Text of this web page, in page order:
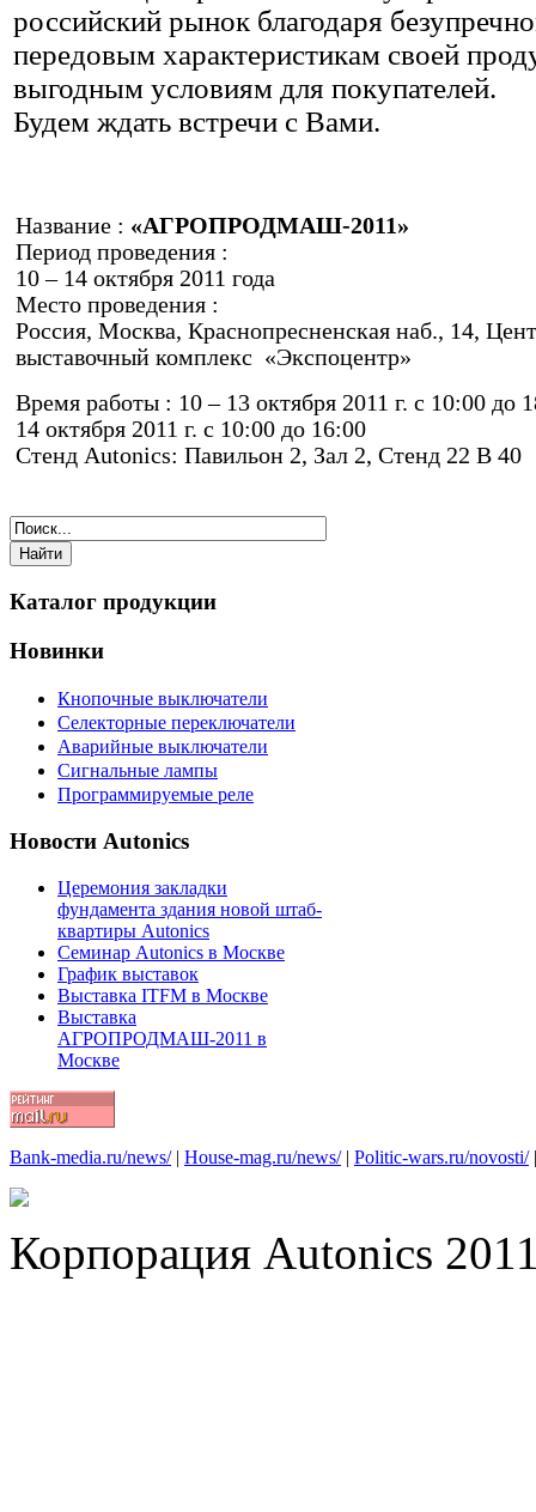
российский рынок благодаря
передовым характеристикам своей
выгодным условиям для покупателей.
Будем ждать встречи с Вами.
Название : «АГРОПРОДМАШ-2011»
Период проведения :
10 – 14 октября 2011 года
Место проведения :
Россия, Москва, Краснопресненская наб., 14,
выставочный комплекс «Экспоцентр»
Время работы : 10 – 13 октября 2011 г. с 10:00 до
14 октября 2011 г. с 10:00 до 16:00
Стенд Autonics: Павильон 2, Зал 2, Стенд 22 B 40
Каталог продукции
Новинки
Кнопочные выключатели
Селекторные переключатели
Аварийные выключатели
Сигнальные лампы
Программируемые реле
Новости Autonics
Церемония закладки
фундамента здания новой штаб-
квартиры Autonics
Семинар Autonics в Москве
График выставок
Выставка ITFM в Москве
Выставка
АГРОПРОДМАШ-2011 в
Москве
Bank-media.ru/news/| House-mag.ru/news/| Politic-wars.ru/novosti/
Корпорация Autonics